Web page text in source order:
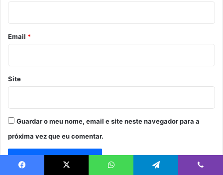
o
*
Email *
Site
Guardar o meu nome, email e site neste navegador para a
próxima vez que eu comentar.